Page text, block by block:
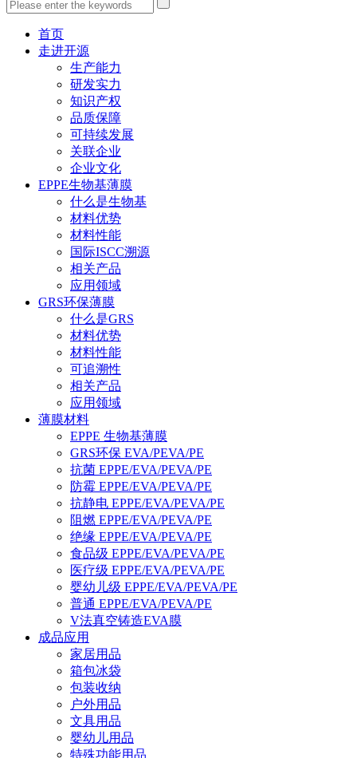
首页
走进开源
生产能力
研发实力
知识产权
品质保障
可持续发展
关联企业
企业文化
EPPE生物基薄膜
什么是生物基
材料优势
材料性能
国际ISCC溯源
相关产品
应用领域
GRS环保薄膜
什么是GRS
材料优势
材料性能
可追溯性
相关产品
应用领域
薄膜材料
EPPE 生物基薄膜
GRS环保 EVA/PEVA/PE
抗菌 EPPE/EVA/PEVA/PE
防霉 EPPE/EVA/PEVA/PE
抗静电 EPPE/EVA/PEVA/PE
阻燃 EPPE/EVA/PEVA/PE
绝缘 EPPE/EVA/PEVA/PE
食品级 EPPE/EVA/PEVA/PE
医疗级 EPPE/EVA/PEVA/PE
婴幼儿级 EPPE/EVA/PEVA/PE
普通 EPPE/EVA/PEVA/PE
V法真空铸造EVA膜
成品应用
家居用品
箱包冰袋
包装收纳
户外用品
文具用品
婴幼儿用品
特殊功能用品